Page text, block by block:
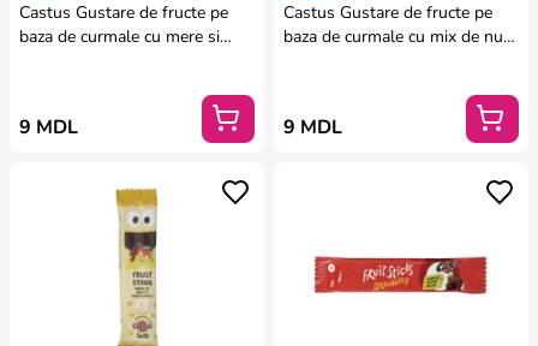
Castus Gustare de fructe pe
baza de curmale cu mere si
9 MDL
Castus Gustare de fructe pe
baza de curmale cu mix de nuci
9 MDL